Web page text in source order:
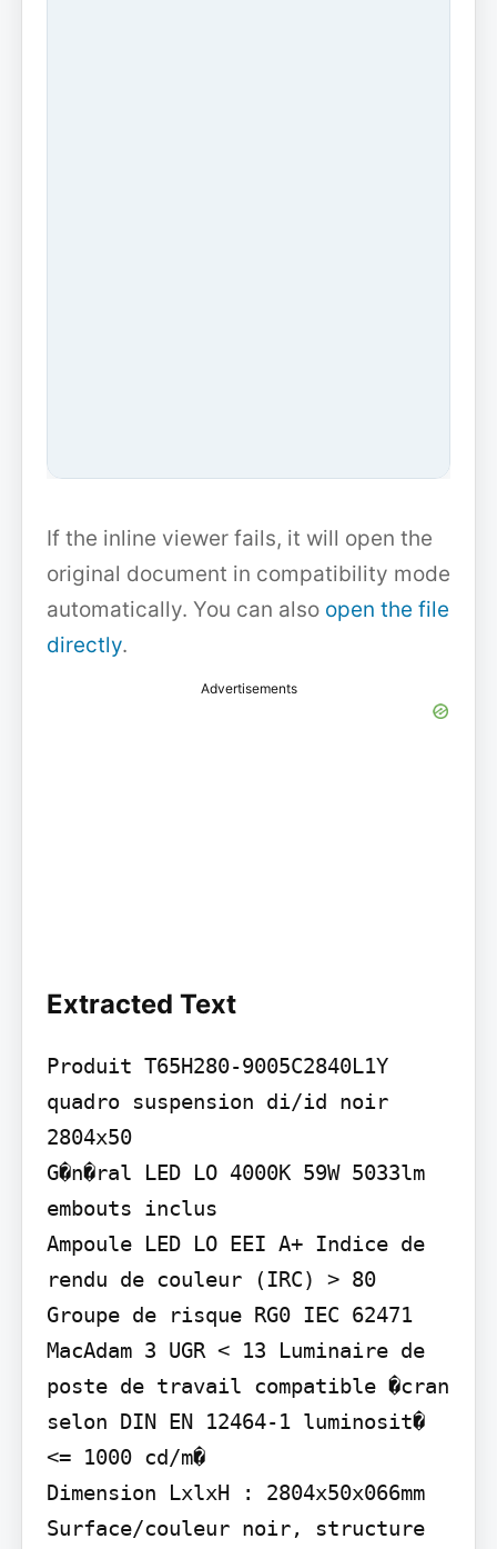
If the inline viewer fails, it will open the
original document in compatibility mode
automatically. You can also open the file
directly.
Advertisements
Extracted Text
Produit T65H280-9005C2840L1Y
quadro suspension di/id noir
2804x50
G�n�ral LED LO 4000K 59W 5033lm
embouts inclus
Ampoule LED LO EEI A+ Indice de
rendu de couleur (IRC) > 80
Groupe de risque RG0 IEC 62471
MacAdam 3 UGR < 13 Luminaire de
poste de travail compatible �cran
selon DIN EN 12464-1 luminosit�
<= 1000 cd/m�
Dimension LxlxH : 2804x50x066mm
Surface/couleur noir, structure